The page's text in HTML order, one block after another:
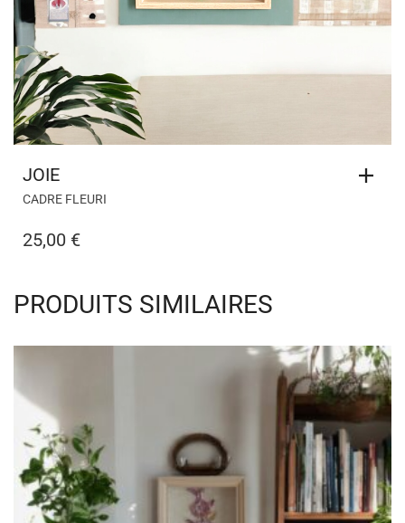
JOIE
CADRE FLEURI
25,00 €
PRODUITS SIMILAIRES